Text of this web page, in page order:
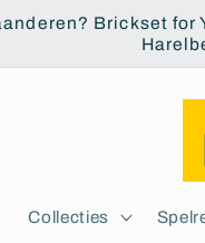
Brickset
Collecties